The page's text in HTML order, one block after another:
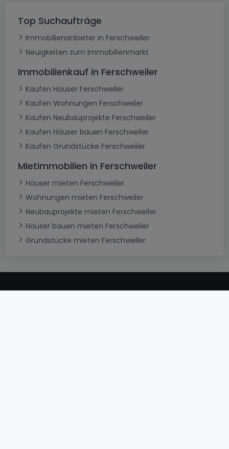
Top Suchaufträge
Immobilienanbieter in Ferschweiler
Neuigkeiten zum Immobilienmarkt
Immobilienkauf in Ferschweiler
Kaufen Häuser Ferschweiler
Kaufen Wohnungen Ferschweiler
Kaufen Neubauprojekte Ferschweiler
Kaufen Häuser bauen Ferschweiler
Kaufen Grundstücke Ferschweiler
Mietimmobilien in Ferschweiler
Häuser mieten Ferschweiler
Wohnungen mieten Ferschweiler
Neubauprojekte mieten Ferschweiler
Häuser bauen mieten Ferschweiler
Grundstücke mieten Ferschweiler